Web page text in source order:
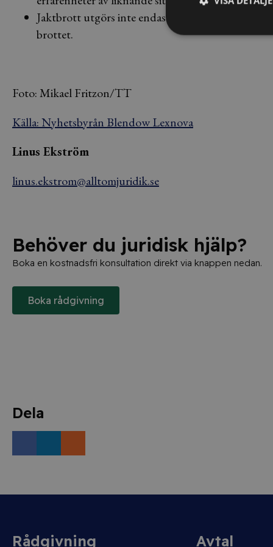
Jaktbrott utgörs inte endast av att skjuta vilt
brottet.
Foto: Mikael Fritzon/TT
Källa: Nyhetsbyrån Blendow Lexnova
Linus Ekström
linus.ekstrom@alltomjuridik.se
Behöver du juridisk hjälp?
Boka en kostnadsfri konsultation direkt via knappen nedan.
Boka rådgivning
Dela
Rådgivning Avtal